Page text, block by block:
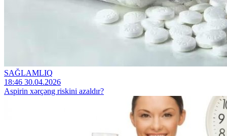
SAĞLAMLIQ
18:46 30.04.2026
Aspirin xərçəng riskini azaldır?